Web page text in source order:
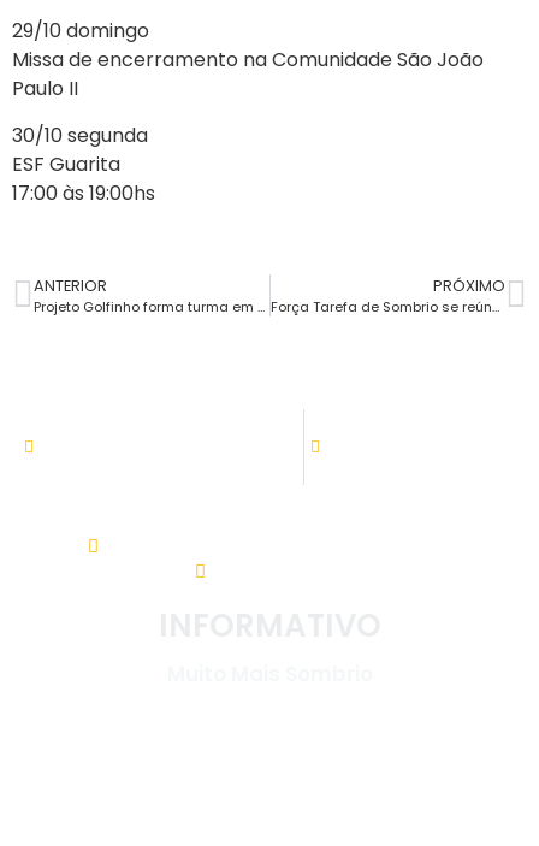
29/10 domingo
Missa de encerramento na Comunidade São João
Paulo II
30/10 segunda
ESF Guarita
17:00 às 19:00hs
ANTERIOR
Projeto Golfinho forma turma em Sombrio
PRÓXIMO
Força Tarefa de Sombrio se reúne após alerta de alto volume de chuva